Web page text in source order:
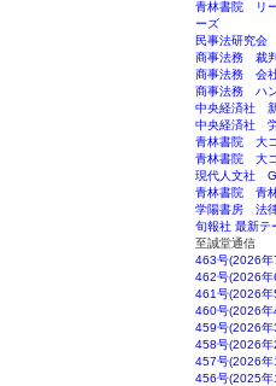
青林書院 リ
ーズ
民事法研究会
商事法務 裁
商事法務 会
商事法務 ハ
中央経済社
中央経済社
青林書院 大
青林書院 大
現代人文社
青林書院 青
学陽書房 法
旬報社 最新テ
至誠堂通信
463号(2026年
462号(2026年
461号(2026年
460号(2026年
459号(2026年
458号(2026年
457号(2026年
456号(2025年